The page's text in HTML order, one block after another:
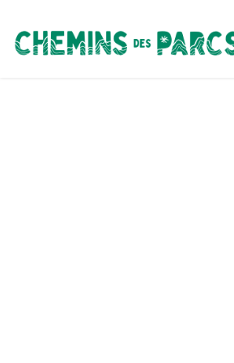
Chemins des Parcs